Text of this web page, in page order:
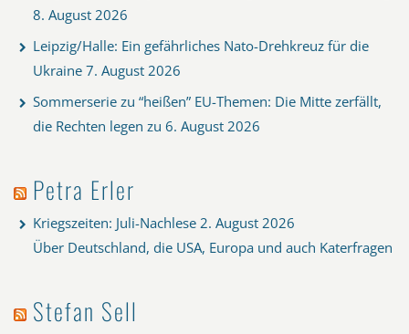
8. August 2026
Leipzig/Halle: Ein gefährliches Nato-Drehkreuz für die
Ukraine 7. August 2026
Sommerserie zu “heißen” EU-Themen: Die Mitte zerfällt,
die Rechten legen zu 6. August 2026
Petra Erler
Kriegszeiten: Juli-Nachlese 2. August 2026
Über Deutschland, die USA, Europa und auch Katerfragen
Stefan Sell